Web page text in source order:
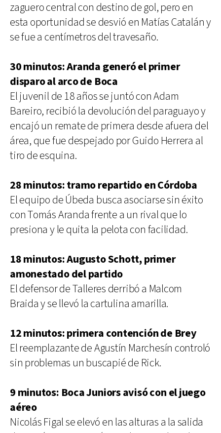
zaguero central con destino de gol, pero en
esta oportunidad se desvió en Matías Catalán y
se fue a centímetros del travesaño.
30 minutos: Aranda generó el primer
disparo al arco de Boca
El juvenil de 18 años se juntó con Adam
Bareiro, recibió la devolución del paraguayo y
encajó un remate de primera desde afuera del
área, que fue despejado por Guido Herrera al
tiro de esquina.
28 minutos: tramo repartido en Córdoba
El equipo de Úbeda busca asociarse sin éxito
con Tomás Aranda frente a un rival que lo
presiona y le quita la pelota con facilidad.
18 minutos: Augusto Schott, primer
amonestado del partido
El defensor de Talleres derribó a Malcom
Braida y se llevó la cartulina amarilla.
12 minutos: primera contención de Brey
El reemplazante de Agustín Marchesín controló
sin problemas un buscapié de Rick.
9 minutos: Boca Juniors avisó con el juego
aéreo
Nicolás Figal se elevó en las alturas a la salida